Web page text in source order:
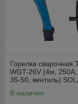
Горелка сварочная
WGT-26V (4м,
35-50, вентиль)
В наличии